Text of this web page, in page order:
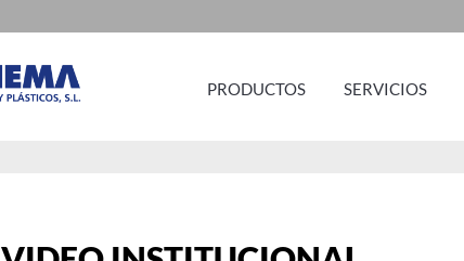
PRODUCTOS SERVICIOS